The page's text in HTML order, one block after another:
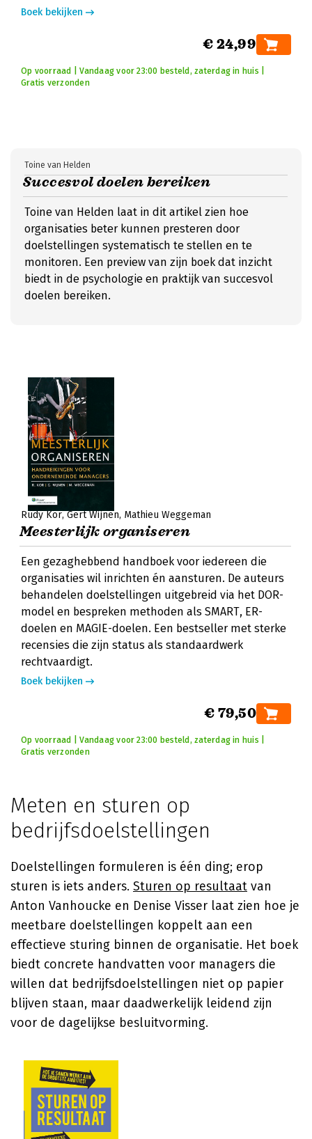
Boek bekijken
€ 24,99
Op voorraad | Vandaag voor 23:00 besteld, zaterdag in huis |
Gratis verzonden
Succesvol doelen bereiken
Toine van Helden
Toine van Helden laat in dit artikel zien hoe
organisaties beter kunnen presteren door
doelstellingen systematisch te stellen en te
monitoren. Een preview van zijn boek dat inzicht
biedt in de psychologie en praktijk van succesvol
doelen bereiken.
Rudy Kor Gert Wijnen Mathieu Weggeman
Meesterlijk organiseren
Een gezaghebbend handboek voor iedereen die
organisaties wil inrichten én aansturen. De auteurs
behandelen doelstellingen uitgebreid via het DOR-
model en bespreken methoden als SMART, ER-
doelen en MAGIE-doelen. Een bestseller met sterke
recensies die zijn status als standaardwerk
rechtvaardigt.
Boek bekijken
€ 79,50
Op voorraad | Vandaag voor 23:00 besteld, zaterdag in huis |
Gratis verzonden
Meten en sturen op
bedrijfsdoelstellingen
Doelstellingen formuleren is één ding; erop
sturen is iets anders. Sturen op resultaat van
Anton Vanhoucke en Denise Visser laat zien hoe je
meetbare doelstellingen koppelt aan een
effectieve sturing binnen de organisatie. Het boek
biedt concrete handvatten voor managers die
willen dat bedrijfsdoelstellingen niet op papier
blijven staan, maar daadwerkelijk leidend zijn
voor de dagelijkse besluitvorming.